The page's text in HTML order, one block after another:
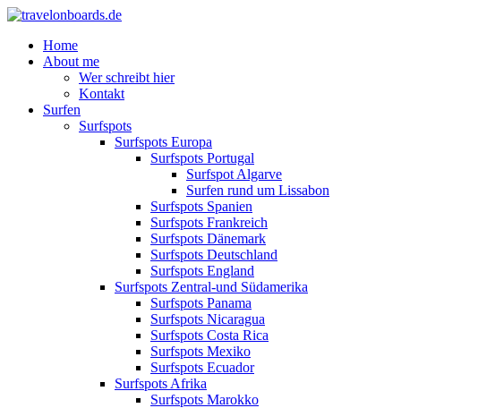
Home
About me
Wer schreibt hier
Kontakt
Surfen
Surfspots
Surfspots Europa
Surfspots Portugal
Surfspot Algarve
Surfen rund um Lissabon
Surfspots Spanien
Surfspots Frankreich
Surfspots Dänemark
Surfspots Deutschland
Surfspots England
Surfspots Zentral-und Südamerika
Surfspots Panama
Surfspots Nicaragua
Surfspots Costa Rica
Surfspots Mexiko
Surfspots Ecuador
Surfspots Afrika
Surfspots Marokko